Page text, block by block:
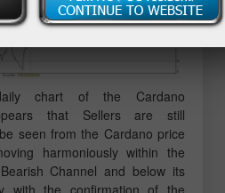
chart of the Cardano
that Sellers are still
seen from the Cardano price
harmoniously within the
Channel and below its
with the confirmation of the